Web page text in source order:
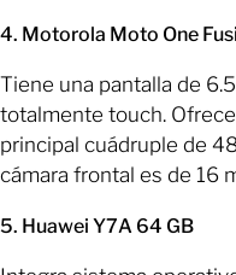
4. Motorola Moto One
Tiene una pantalla de
totalmente touch.
principal cuádruple de
cámara frontal es de 16
5. Huawei Y7A 64 GB